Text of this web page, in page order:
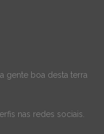
gente boa desta terra
nas redes sociais.